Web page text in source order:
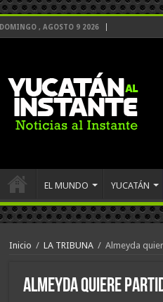
DOMINGO , AGOSTO 9 2026
EL MUNDO YUCATÁN
Inicio / LA TRIBUNA / Almeyda
Almeyda quiere